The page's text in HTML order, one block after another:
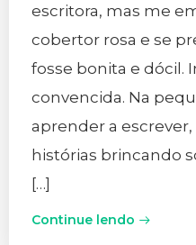
escritora, mas me
cobertor rosa e se
fosse bonita e dócil.
convencida. Na
aprender a
histórias brincando
[…]
Continue lendo